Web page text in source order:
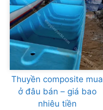
Thuyền composite mua
ở đâu bán – giá bao
nhiêu tiền